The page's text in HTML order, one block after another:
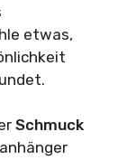
etwas,
Schmuck